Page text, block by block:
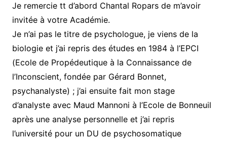
Je remercie tt d’abord Chantal Ropars de m’avoir
invitée à votre Académie.
Je n’ai pas le titre de psychologue, je viens de la
biologie et j’ai repris des études en 1984 à l’EPCI
(Ecole de Propédeutique à la Connaissance de
l’Inconscient, fondée par Gérard Bonnet,
psychanalyste) ; j’ai ensuite fait mon stage
d’analyste avec Maud Mannoni à l’Ecole de Bonneuil
après une analyse personnelle et j’ai repris
l’université pour un DU de psychosomatique